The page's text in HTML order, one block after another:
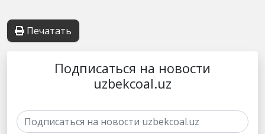
Печатать
Подписаться на новости
uzbekcoal.uz